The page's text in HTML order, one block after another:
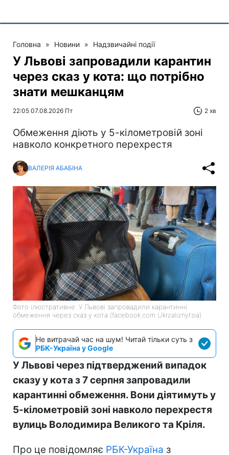
Головна » Новини » Надзвичайні події
У Львові запровадили карантин
через сказ у кота: що потрібно
знати мешканцям
22:05 07.08.2026 Пт 2 хв
Обмеження діють у 5-кілометровій зоні
навколо конкретного перехрестя
ВАЛЕРІЯ АБАБІНА
Фото ілюстративне: У Львові запровадили карантинні
обмеження через сказ у кота (facebook.com Ukrzaliznytsia)
Не витрачай час на шум! Читай тільки суть з
РБК-Україна у Google
У Львові через підтверджений випадок
сказу у кота з 7 серпня запровадили
карантинні обмеження. Вони діятимуть у
5-кілометровій зоні навколо перехрестя
вулиць Володимира Великого та Кріля.
Про це повідомляє РБК-Україна з